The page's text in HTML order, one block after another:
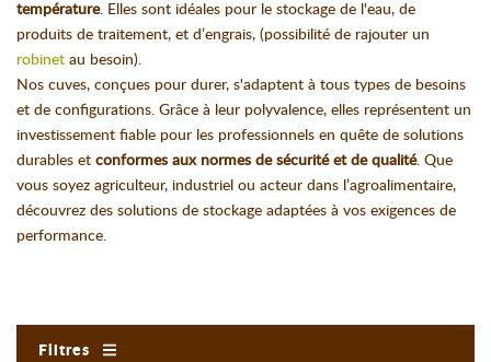
température. Elles sont idéales pour le stockage de l'eau, de
produits de traitement, et d’engrais, (possibilité de rajouter un
robinet au besoin).
Nos cuves, conçues pour durer, s'adaptent à tous types de besoins
et de configurations. Grâce à leur polyvalence, elles représentent un
investissement fiable pour les professionnels en quête de solutions
durables et conformes aux normes de sécurité et de qualité. Que
vous soyez agriculteur, industriel ou acteur dans l’agroalimentaire,
découvrez des solutions de stockage adaptées à vos exigences de
performance.
Filtres